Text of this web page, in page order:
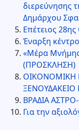
διερεύνησης
Δημάρχου
Επέτειος
Έναρξη
«Μέρα
(ΠΡΟΣΚΛΗΣΗ)
ΟΙΚΟΝΟΜΙΚΗ
ΒΡΑΔΙΑ
Για την